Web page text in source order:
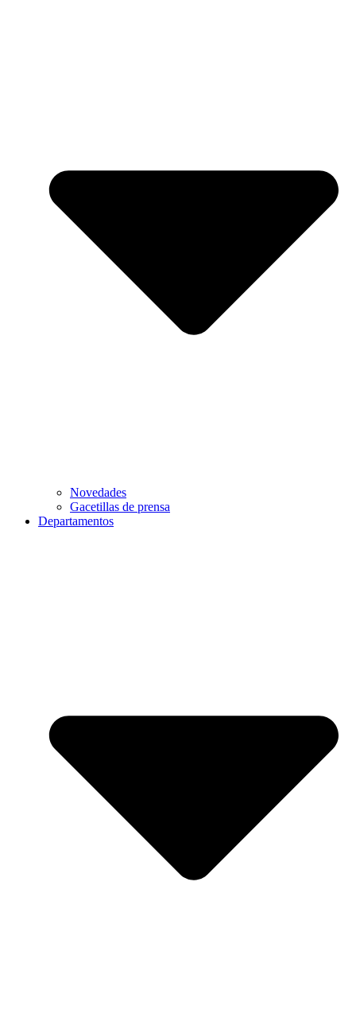
Novedades
Gacetillas de prensa
Departamentos